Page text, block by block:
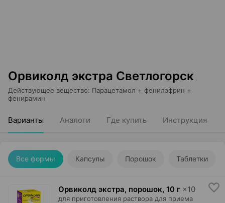
Орвиколд экстра Светлогорск
Действующее вещество: Парацетамол + фенилэфрин +
фенирамин
Варианты Аналоги Где купить Инструкция
Все формы Капсулы Порошок Таблетки
Орвиколд экстра, порошок, 10 г ×10
для приготовления раствора для приема